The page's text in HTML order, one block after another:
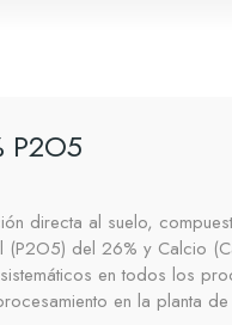
P2O5
directa al suelo,
del 26% y Calcio
en todos los
en la planta